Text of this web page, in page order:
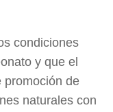
condiciones
y que el
promoción de
naturales con